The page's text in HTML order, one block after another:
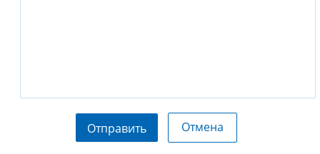
Отправить Отмена